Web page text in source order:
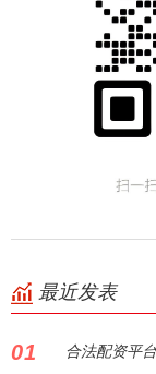
最近发表
01 合法配资平